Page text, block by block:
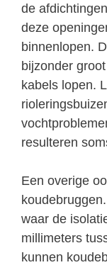
de
deze
binnenlopen.
bijzonder
kabels lopen.
resulteren
Een overige
waar de
millimeters
kunnen